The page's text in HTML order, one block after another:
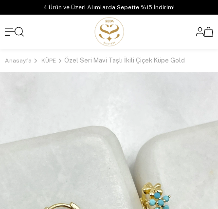
4 Ürün ve Üzeri Alımlarda Sepette %15 İndirim!
Anasayfa KÜPE Özel Seri Mavi Taşlı İkili Çiçek Küpe Gold